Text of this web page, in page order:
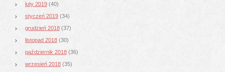
luty 2019 (40)
styczeń 2019 (34)
grudzień 2018 (37)
listopad 2018 (30)
październik 2018 (36)
wrzesień 2018 (35)